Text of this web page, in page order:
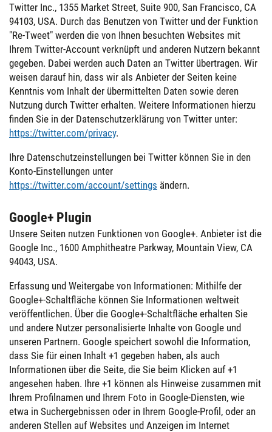
Twitter Inc., 1355 Market Street, Suite 900, San Francisco, CA
94103, USA. Durch das Benutzen von Twitter und der Funktion
"Re-Tweet" werden die von Ihnen besuchten Websites mit
Ihrem Twitter-Account verknüpft und anderen Nutzern bekannt
gegeben. Dabei werden auch Daten an Twitter übertragen. Wir
weisen darauf hin, dass wir als Anbieter der Seiten keine
Kenntnis vom Inhalt der übermittelten Daten sowie deren
Nutzung durch Twitter erhalten. Weitere Informationen hierzu
finden Sie in der Datenschutzerklärung von Twitter unter:
https://twitter.com/privacy.
Ihre Datenschutzeinstellungen bei Twitter können Sie in den
Konto-Einstellungen unter
https://twitter.com/account/settings ändern.
Google+ Plugin
Unsere Seiten nutzen Funktionen von Google+. Anbieter ist die
Google Inc., 1600 Amphitheatre Parkway, Mountain View, CA
94043, USA.
Erfassung und Weitergabe von Informationen: Mithilfe der
Google+-Schaltfläche können Sie Informationen weltweit
veröffentlichen. Über die Google+-Schaltfläche erhalten Sie
und andere Nutzer personalisierte Inhalte von Google und
unseren Partnern. Google speichert sowohl die Information,
dass Sie für einen Inhalt +1 gegeben haben, als auch
Informationen über die Seite, die Sie beim Klicken auf +1
angesehen haben. Ihre +1 können als Hinweise zusammen mit
Ihrem Profilnamen und Ihrem Foto in Google-Diensten, wie
etwa in Suchergebnissen oder in Ihrem Google-Profil, oder an
anderen Stellen auf Websites und Anzeigen im Internet